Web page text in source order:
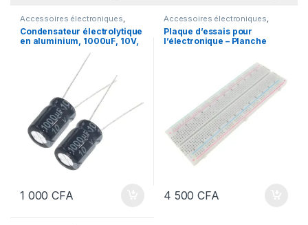
Accessoires électroniques,
Matériels électroniques
Condensateur électrolytique
en aluminium, 1000uF, 10V,
1 000CFA
Accessoires électroniques,
Matériels électroniques
Plaque d’essais pour
l’électronique – Planche
4 500CFA